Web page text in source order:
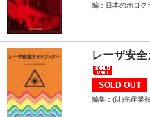
編：日本のホログ
レーザ安
SOLD OUT
編集：(財)光産業